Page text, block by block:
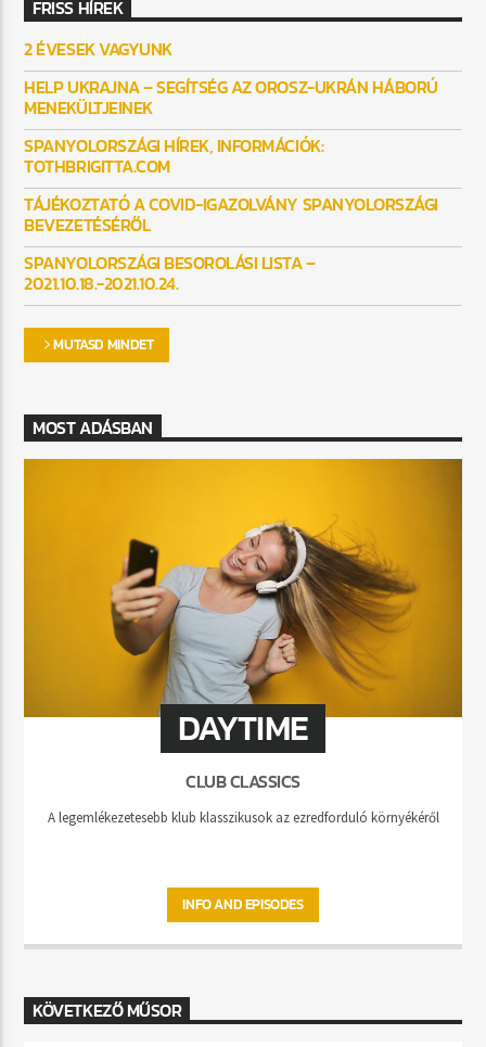
FRISS HÍREK
2 ÉVESEK VAGYUNK
HELP UKRAJNA – SEGÍTSÉG AZ OROSZ-UKRÁN HÁBORÚ
MENEKÜLTJEINEK
SPANYOLORSZÁGI HÍREK, INFORMÁCIÓK:
TOTHBRIGITTA.COM
TÁJÉKOZTATÓ A COVID-IGAZOLVÁNY SPANYOLORSZÁGI
BEVEZETÉSÉRŐL
SPANYOLORSZÁGI BESOROLÁSI LISTA –
2021.10.18.-2021.10.24.
MUTASD MINDET
MOST ADÁSBAN
DAYTIME
CLUB CLASSICS
A legemlékezetesebb klub klasszikusok az ezredforduló környékéről
INFO AND EPISODES
KÖVETKEZŐ MŰSOR